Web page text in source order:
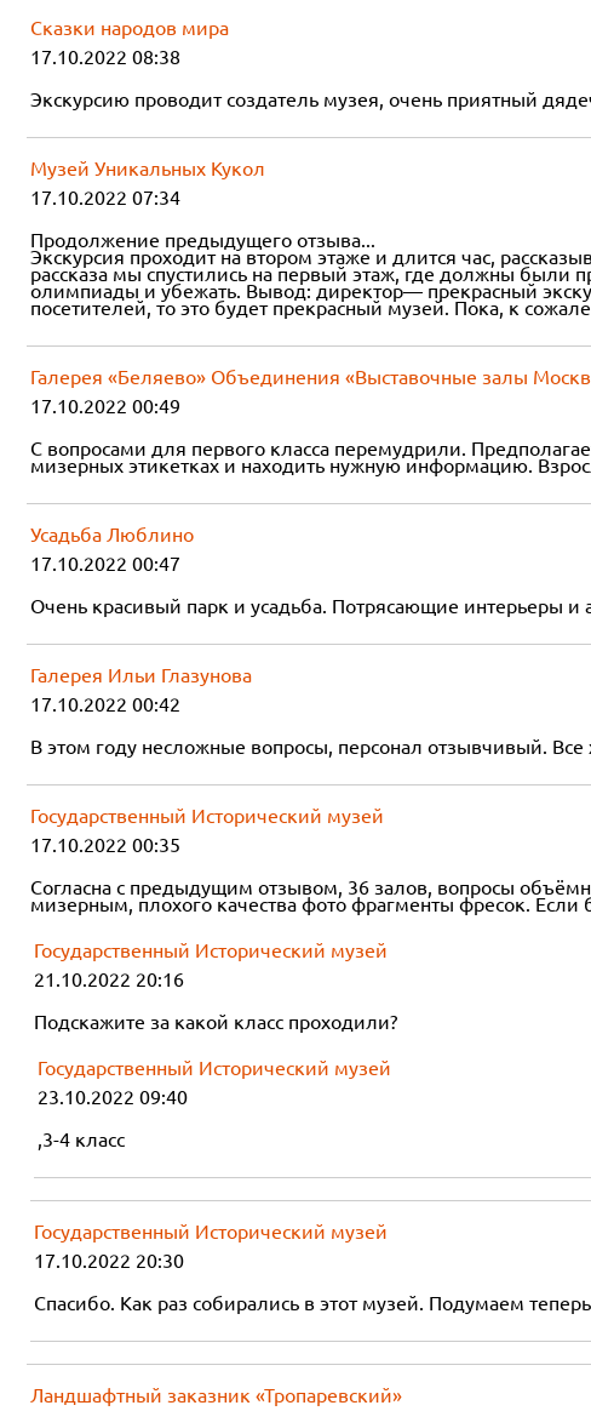
Сказки народов мира
17.10.2022 08:38
Экскурсию проводит создатель музея, очень приятный
Музей Уникальных Кукол
17.10.2022 07:34
Продолжение предыдущего отзыва...
Экскурсия проходит на втором этаже и длится час,
рассказа мы спустились на первый этаж, где должны были
олимпиады и убежать. Вывод: директор— прекрасный
посетителей, то это будет прекрасный музей. Пока, к
Галерея «Беляево» Объединения «Выставочные залы
17.10.2022 00:49
С вопросами для первого класса перемудрили.
мизерных этикетках и находить нужную информацию.
Усадьба Люблино
17.10.2022 00:47
Очень красивый парк и усадьба. Потрясающие интерьеры и
Галерея Ильи Глазунова
17.10.2022 00:42
В этом году несложные вопросы, персонал отзывчивый. Все
Государственный Исторический музей
17.10.2022 00:35
Согласна с предыдущим отзывом, 36 залов, вопросы
мизерным, плохого качества фото фрагменты фресок.
Государственный Исторический музей
21.10.2022 20:16
Подскажите за какой класс проходили?
Государственный Исторический музей
23.10.2022 09:40
,3-4 класс
Государственный Исторический музей
17.10.2022 20:30
Спасибо. Как раз собирались в этот музей. Подумаем теперь.
Ландшафтный заказник «Тропаревский»